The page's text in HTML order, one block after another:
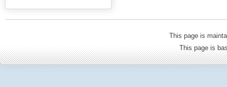
This page is
This page is